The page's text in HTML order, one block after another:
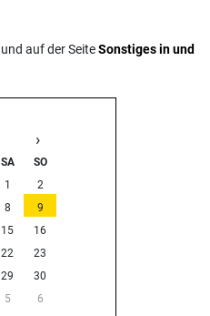
und auf der SeiteSonstiges in und
›
SA
SO
1
2
8
9
15
16
22
23
29
30
5 6